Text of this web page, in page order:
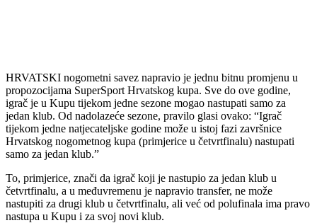
HRVATSKI nogometni savez napravio je jednu bitnu promjenu u
propozocijama SuperSport Hrvatskog kupa. Sve do ove godine,
igrač je u Kupu tijekom jedne sezone mogao nastupati samo za
jedan klub. Od nadolazeće sezone, pravilo glasi ovako: “Igrač
tijekom jedne natjecateljske godine može u istoj fazi završnice
Hrvatskog nogometnog kupa (primjerice u četvrtfinalu) nastupati
samo za jedan klub.”
To, primjerice, znači da igrač koji je nastupio za jedan klub u
četvrtfinalu, a u međuvremenu je napravio transfer, ne može
nastupiti za drugi klub u četvrtfinalu, ali već od polufinala ima pravo
nastupa u Kupu i za svoj novi klub.